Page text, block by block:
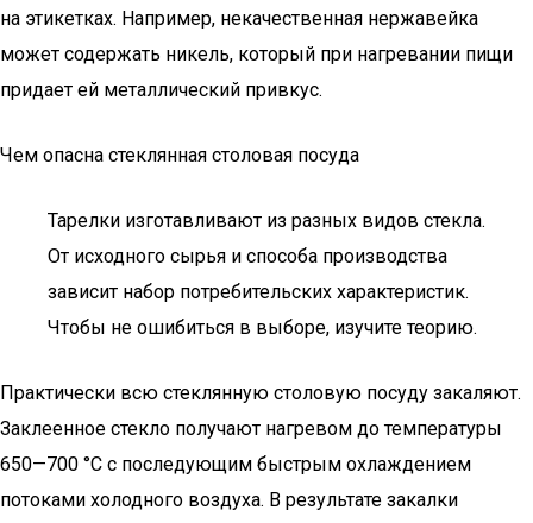
на этикетках. Например, некачественная нержавейка
может содержать никель, который при нагревании пищи
придает ей металлический привкус.
Чем опасна стеклянная столовая посуда
Тарелки изготавливают из разных видов стекла.
От исходного сырья и способа производства
зависит набор потребительских характеристик.
Чтобы не ошибиться в выборе, изучите теорию.
Практически всю стеклянную столовую посуду закаляют.
Заклеенное стекло получают нагревом до температуры
650—700 °C с последующим быстрым охлаждением
потоками холодного воздуха. В результате закалки